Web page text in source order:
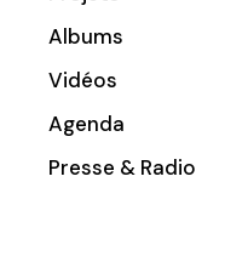
Albums
Vidéos
Agenda
Presse & Radio